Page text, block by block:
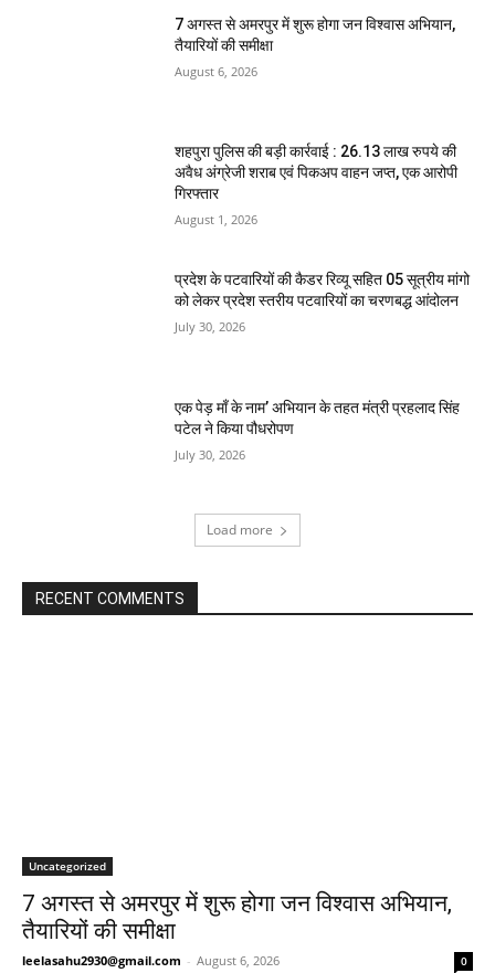
7 अगस्त से अमरपुर में शुरू होगा जन विश्वास अभियान,
तैयारियों की समीक्षा
August 6, 2026
शहपुरा पुलिस की बड़ी कार्रवाई : 26.13 लाख रुपये की
अवैध अंग्रेजी शराब एवं पिकअप वाहन जप्त, एक आरोपी
गिरफ्तार
August 1, 2026
प्रदेश के पटवारियों की कैडर रिव्यू सहित 05 सूत्रीय मांगो
को लेकर प्रदेश स्तरीय पटवारियों का चरणबद्ध आंदोलन
July 30, 2026
एक पेड़ माँ के नाम’ अभियान के तहत मंत्री प्रहलाद सिंह
पटेल ने किया पौधरोपण
July 30, 2026
Load more
RECENT COMMENTS
Uncategorized
7 अगस्त से अमरपुर में शुरू होगा जन विश्वास अभियान,
तैयारियों की समीक्षा
leelasahu2930@gmail.com - August 6, 2026 0